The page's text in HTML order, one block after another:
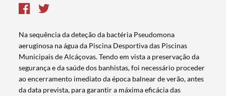
Na sequência da deteção da bactéria Pseudomona
aeruginosa na água da Piscina Desportiva das Piscinas
Municipais de Alcáçovas. Tendo em vista a preservação da
segurança e da saúde dos banhistas, foi necessário proceder
ao encerramento imediato da época balnear de verão, antes
da data prevista, para garantir a máxima eficácia das